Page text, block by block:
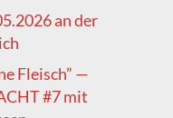
an der
Fleisch” —
#7 mit